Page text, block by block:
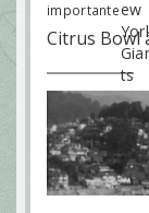
importante
Citrus Bowl